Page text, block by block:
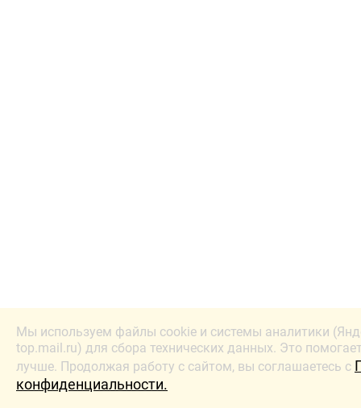
Мы используем файлы cookie и системы аналитики
top.mail.ru) для сбора технических данных. Это
лучше. Продолжая работу с сайтом, вы соглашаетесь с
конфиденциальности.